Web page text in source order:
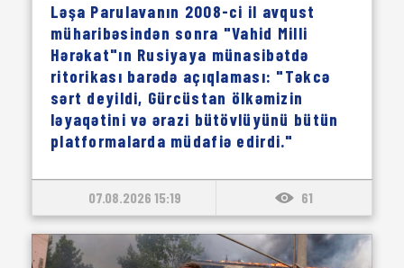
Ləşa Parulavanın 2008-ci il avqust
müharibəsindən sonra "Vahid Milli
Hərəkat"ın Rusiyaya münasibətdə
ritorikası barədə açıqlaması: "Təkcə
sərt deyildi, Gürcüstan ölkəmizin
ləyaqətini və ərazi bütövlüyünü bütün
platformalarda müdafiə edirdi."
07.08.2026 15:19 61